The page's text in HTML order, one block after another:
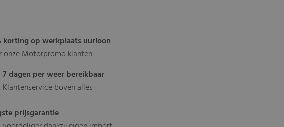
korting op werkplaats uurloon
onze Motorpromo klanten
7 dagen per weer bereikbaar
Klantenservice boven alles
prijsgarantie